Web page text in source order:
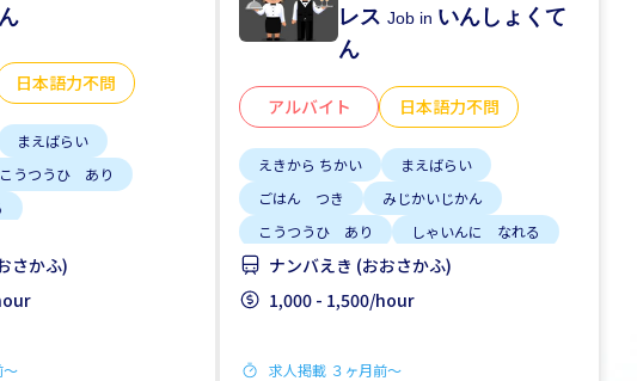
日本語力不問
まえばらい
こうつうひ あり
にほんごできない OK
さかふ)
〜
レスJob in いんしょくて
ん
アルバイト 日本語力不問
えきから ちかい
まえばらい
ごはん つき
みじかいじかん
こうつうひ あり
しゃいんに なれる
りゅうがくせい かんげい
みじかい あいだの しごと
ナンバえき (おおさかふ)
1,000 - 1,500/hour
求人掲載 ３ヶ月前〜